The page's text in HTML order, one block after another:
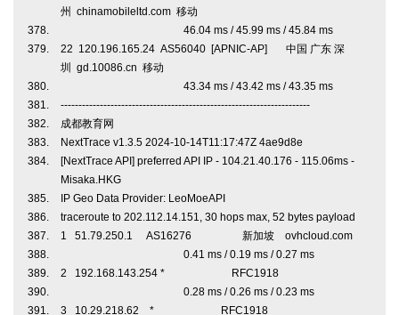
州 chinamobileltd.com 移动
46.04 ms / 45.99 ms / 45.84 ms
22 120.196.165.24 AS56040 [APNIC-AP] 中国 广东 深
圳 gd.10086.cn 移动
43.34 ms / 43.42 ms / 43.35 ms
----------------------------------------------------------------------
成都教育网
NextTrace v1.3.5 2024-10-14T11:17:47Z 4ae9d8e
[NextTrace API] preferred API IP - 104.21.40.176 - 115.06ms -
Misaka.HKG
IP Geo Data Provider: LeoMoeAPI
traceroute to 202.112.14.151, 30 hops max, 52 bytes payload
1 51.79.250.1 AS16276 新加坡 ovhcloud.com
0.41 ms / 0.19 ms / 0.27 ms
2 192.168.143.254 * RFC1918
0.28 ms / 0.26 ms / 0.23 ms
3 10.29.218.62 * RFC1918